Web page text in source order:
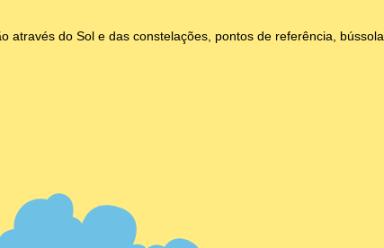
através do Sol e das constelações, pontos de referência, bússola.